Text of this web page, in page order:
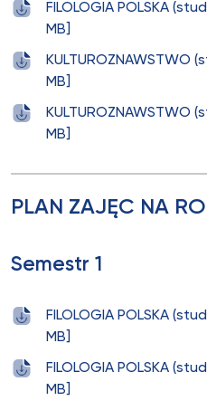
FILOLOGIA POLSKA
MB]
KULTUROZNAWSTWO
MB]
KULTUROZNAWSTWO
MB]
PLAN ZAJĘC NA
Semestr 1
FILOLOGIA POLSKA
MB]
FILOLOGIA POLSKA
MB]